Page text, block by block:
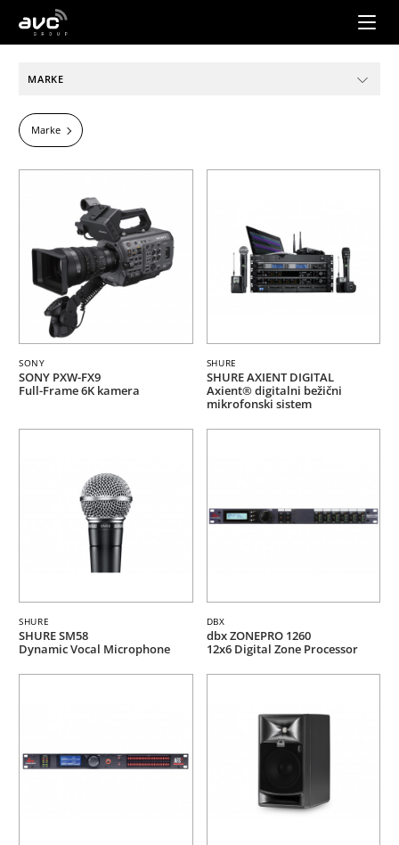
AVC
MARKE
Marke
SONY
SONY PXW-FX9
Full-Frame 6K kamera
SHURE
SHURE AXIENT DIGITAL
Axient® digitalni bežični
mikrofonski sistem
SHURE
SHURE SM58
Dynamic Vocal Microphone
DBX
dbx ZONEPRO 1260
12x6 Digital Zone Processor